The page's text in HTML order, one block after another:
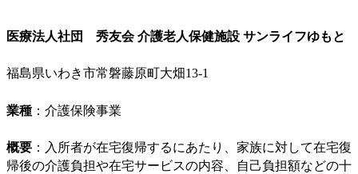
医療法人社団 秀友会 介護老人保健施設 サンライフゆもと
福島県いわき市常磐藤原町大畑13-1
業種 ：介護保険事業
概要 ：入所者が在宅復帰するにあたり、家族に対して在宅復
帰後の介護負担や在宅サービスの内容、自己負担額などの十